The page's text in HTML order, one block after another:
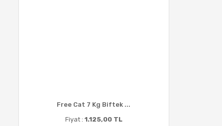
Free Cat 7 Kg Biftek ...
Fiyat : 1.125,00 TL